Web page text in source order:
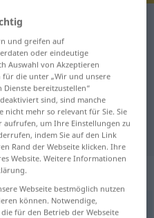
Übersetzung
transitives Verb
und greifen auf
oder eindeutige
Auswahl von Akzeptieren
für die unter „Wir und unsere
bereitzustellen“
sind, sind manche
nicht mehr so relevant für Sie. Sie
aufrufen, um Ihre Einstellungen zu
indem Sie auf den Link
Rand der Webseite klicken. Ihre
Website. Weitere Informationen
Webseite bestmöglich nutzen
können. Notwendige,
für den Betrieb der Webseite